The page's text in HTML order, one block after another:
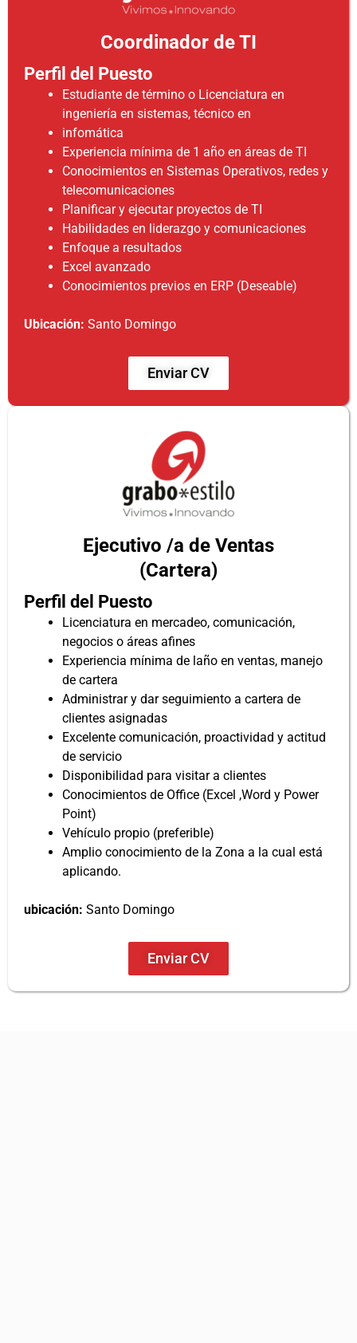
Coordinador de TI
Perfil del Puesto
Estudiante de término o Licenciatura en
ingeniería en sistemas, técnico en
infomática
Experiencia mínima de 1 año en áreas de TI
Conocimientos en Sistemas Operativos, redes y
telecomunicaciones
Planificar y ejecutar proyectos de TI
Habilidades en liderazgo y comunicaciones
Enfoque a resultados
Excel avanzado
Conocimientos previos en ERP (Deseable)
Ubicación: Santo Domingo
Enviar CV
Ejecutivo /a de Ventas
(Cartera)
Perfil del Puesto
Licenciatura en mercadeo, comunicación,
negocios o áreas afines
Experiencia mínima de laño en ventas, manejo
de cartera
Administrar y dar seguimiento a cartera de
clientes asignadas
Excelente comunicación, proactividad y actitud
de servicio
Disponibilidad para visitar a clientes
Conocimientos de Office (Excel ,Word y Power
Point)
Vehículo propio (preferible)
Amplio conocimiento de la Zona a la cual está
aplicando.
ubicación: Santo Domingo
Enviar CV